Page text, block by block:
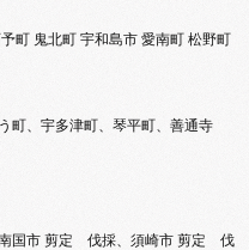
町 鬼北町 宇和島市 愛南町 松野町
町、宇多津町、琴平町、善通寺
国市 剪定 伐採、須崎市 剪定 伐